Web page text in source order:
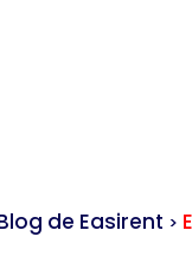
de Easirent >